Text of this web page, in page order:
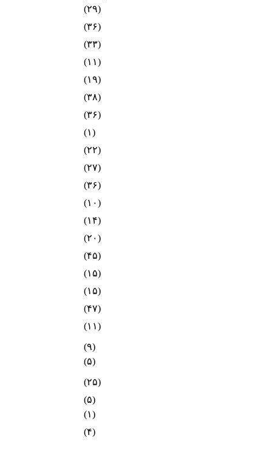
(۲۹)
(۳۶)
(۳۳)
(۱۱)
(۱۹)
(۳۸)
(۳۶)
(۱)
(۲۲)
(۲۷)
(۳۶)
(۱۰)
(۱۴)
(۲۰)
(۴۵)
(۱۵)
(۱۵)
(۴۷)
(۱۱)
(۹)
(۵)
(۲۵)
(۵)
(۱)
(۴)